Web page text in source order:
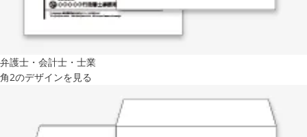
弁護士・会計士・士業
角2のデザインを見る